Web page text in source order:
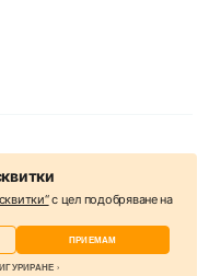
с цел подобряване на
ПРИЕМАМ